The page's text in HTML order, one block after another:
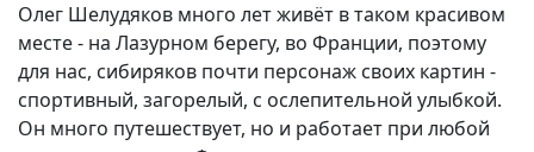
Олег Шелудяков много лет живёт в таком красивом
месте - на Лазурном берегу, во Франции, поэтому
для нас, сибиряков почти персонаж своих картин -
спортивный, загорелый, с ослепительной улыбкой.
Он много путешествует, но и работает при любой